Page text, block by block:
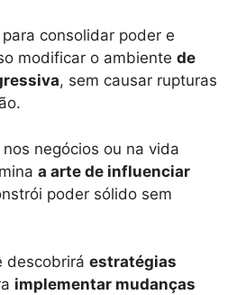
consolidar poder e
modificar o ambiente de
, sem causar rupturas
negócios ou na vida
a arte de influenciar
poder sólido sem
descobrirá estratégias
implementar mudanças